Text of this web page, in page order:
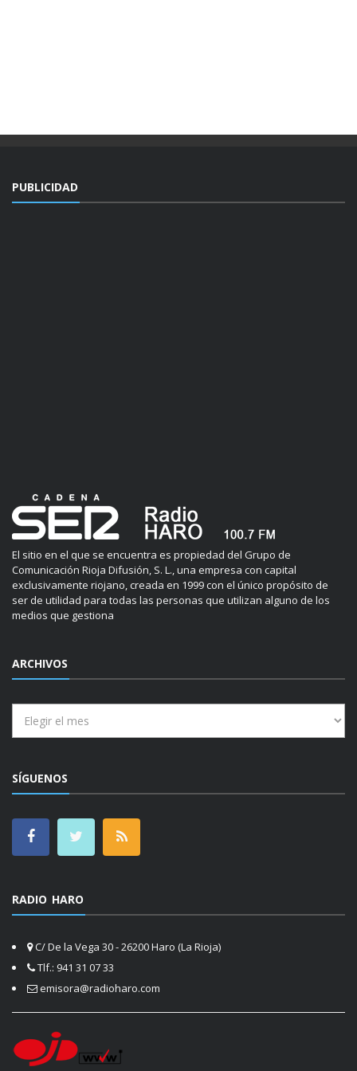
PUBLICIDAD
El sitio en el que se encuentra es propiedad del Grupo de
Comunicación Rioja Difusión, S. L., una empresa con capital
exclusivamente riojano, creada en 1999 con el único propósito de
ser de utilidad para todas las personas que utilizan alguno de los
medios que gestiona
ARCHIVOS
SÍGUENOS
RADIO HARO
C/ De la Vega 30 - 26200 Haro (La Rioja)
Tlf.: 941 31 07 33
emisora@radioharo.com